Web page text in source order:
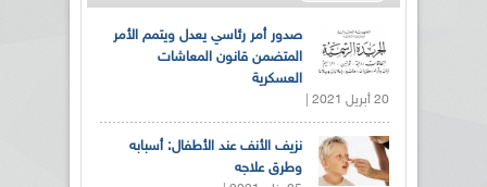
صدور أمر رئاسي يعدل ويتمم الأمر
المتضمن قانون المعاشات
العسكرية
20 أبريل 2021 |
نزيف الأنف عند الأطفال: أسبابه
وطرق علاجه